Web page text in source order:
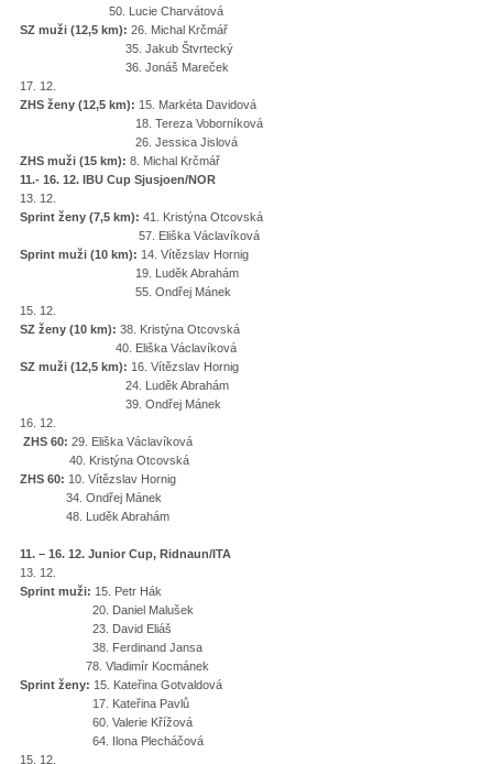
50. Lucie Charvátová
SZ muži (12,5 km): 26. Michal Krčmář
35. Jakub Štvrtecký
36. Jonáš Mareček
17. 12.
ZHS ženy (12,5 km): 15. Markéta Davidová
18. Tereza Voborníková
26. Jessica Jislová
ZHS muži (15 km): 8. Michal Krčmář
11.- 16. 12. IBU Cup Sjusjoen/NOR
13. 12.
Sprint ženy (7,5 km): 41. Kristýna Otcovská
57. Eliška Václavíková
Sprint muži (10 km): 14. Vítězslav Hornig
19. Luděk Abrahám
55. Ondřej Mánek
15. 12.
SZ ženy (10 km): 38. Kristýna Otcovská
40. Eliška Václavíková
SZ muži (12,5 km): 16. Vítězslav Hornig
24. Luděk Abrahám
39. Ondřej Mánek
16. 12.
ZHS 60: 29. Eliška Václavíková
40. Kristýna Otcovská
ZHS 60: 10. Vítězslav Hornig
34. Ondřej Mánek
48. Luděk Abrahám
11. – 16. 12. Junior Cup, Ridnaun/ITA
13. 12.
Sprint muži: 15. Petr Hák
20. Daniel Malušek
23. David Eliáš
38. Ferdinand Jansa
78. Vladimír Kocmánek
Sprint ženy: 15. Kateřina Gotvaldová
17. Kateřina Pavlů
60. Valerie Křížová
64. Ilona Plecháčová
15. 12.